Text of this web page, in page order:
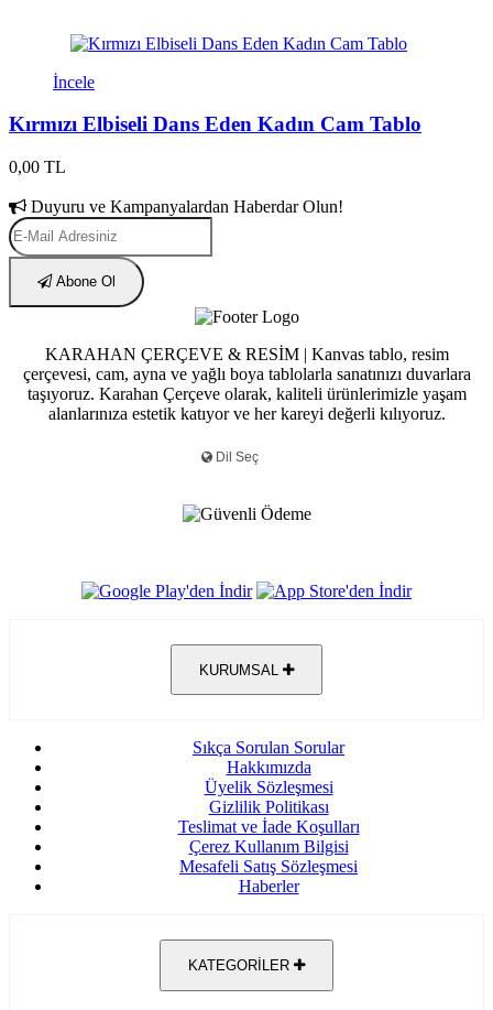
İncele
Kırmızı Elbiseli Dans Eden Kadın Cam Tablo
0,00 TL
Duyuru ve Kampanyalardan Haberdar Olun!
Abone Ol
KARAHAN ÇERÇEVE & RESİM | Kanvas tablo, resim
çerçevesi, cam, ayna ve yağlı boya tablolarla sanatınızı duvarlara
taşıyoruz. Karahan Çerçeve olarak, kaliteli ürünlerimizle yaşam
alanlarınıza estetik katıyor ve her kareyi değerli kılıyoruz.
KURUMSAL
Sıkça Sorulan Sorular
Hakkımızda
Üyelik Sözleşmesi
Gizlilik Politikası
Teslimat ve İade Koşulları
Çerez Kullanım Bilgisi
Mesafeli Satış Sözleşmesi
Haberler
KATEGORİLER